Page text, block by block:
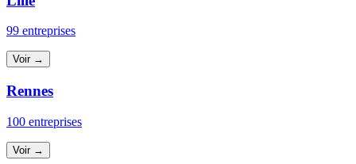
99 entreprises
Voir →
Rennes
100 entreprises
Voir →